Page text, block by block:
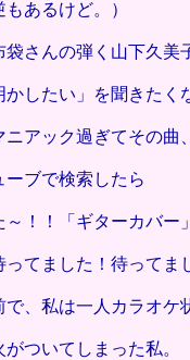
もあるけど。）
袋さんの弾く山下久美
かしたい」を聞きたく
ニアック過ぎてその
ーブで検索したら
～！！「ギターカバー
ってました！待ってま
で、私は一人カラオケ
がついてしまった私。